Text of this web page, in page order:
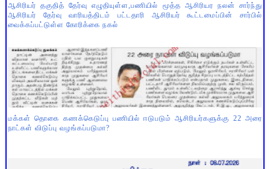
ஆசிரியர் தகுதித் தேர்வு எழுதியுள்ள,பணியில் மூத்த ஆசிரியர நலன் சார்ந்து
ஆசிரியர் தேர்வு வாரியத்திடம் பட்டதாரி ஆசிரியர் கூட்டமைப்பின் சார்பில்
வைக்கப்பட்டுள்ள கோரிக்கை நகல்
மக்கள் தொகை கணக்கெடுப்பு பணியில் ஈடுபடும் ஆசிரியர்களுக்கு 22 அரை
நாட்கள் விடுப்பு வழங்கப்படுமா?